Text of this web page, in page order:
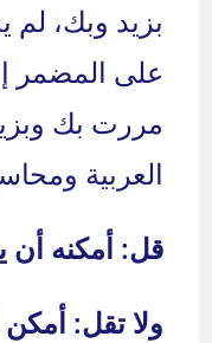
بزيد وبك،
على المضمر
مررت بك
العربية
قل: أمكنه أن
ولا تقل: